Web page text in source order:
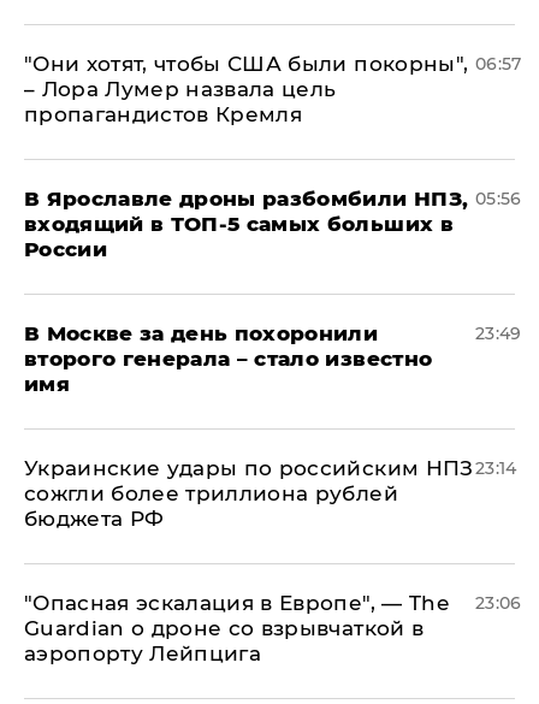
"Они хотят, чтобы США были покорны",
– Лора Лумер назвала цель
пропагандистов Кремля
06:57
В Ярославле дроны разбомбили НПЗ,
входящий в ТОП-5 самых больших в
России
05:56
В Москве за день похоронили
второго генерала – стало известно
имя
23:49
Украинские удары по российским НПЗ
сожгли более триллиона рублей
бюджета РФ
23:14
"Опасная эскалация в Европе", — The
Guardian о дроне со взрывчаткой в
аэропорту Лейпцига
23:06